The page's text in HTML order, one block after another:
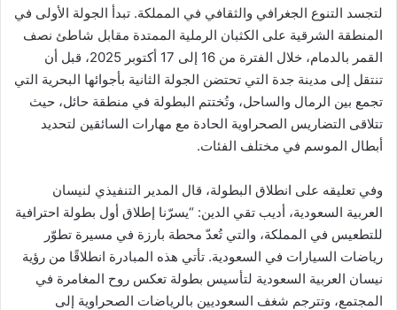
لتجسد التنوع الجغرافي والثقافي في المملكة. تبدأ الجولة الأولى في
المنطقة الشرقية على الكثبان الرملية الممتدة مقابل شاطئ نصف
القمر بالدمام، خلال الفترة من 16 إلى 17 أكتوبر 2025، قبل أن
تنتقل إلى مدينة جدة التي تحتضن الجولة الثانية بأجوائها البحرية التي
تجمع بين الرمال والساحل، وتُختتم البطولة في منطقة حائل، حيث
تتلاقى التضاريس الصحراوية الحادة مع مهارات السائقين لتحديد
أبطال الموسم في مختلف الفئات.
وفي تعليقه على انطلاق البطولة، قال المدير التنفيذي لنيسان
العربية السعودية، أديب تقي الدين: “يسرّنا إطلاق أول بطولة احترافية
للتطعيس في المملكة، والتي تُعدّ محطة بارزة في مسيرة تطوّر
رياضات السيارات في السعودية. تأتي هذه المبادرة انطلاقًا من رؤية
نيسان العربية السعودية لتأسيس بطولة تعكس روح المغامرة في
المجتمع، وتترجم شغف السعوديين بالرياضات الصحراوية إلى